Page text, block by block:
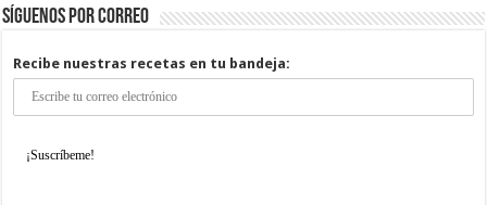
Síguenos por correo
Recibe nuestras recetas en tu bandeja: